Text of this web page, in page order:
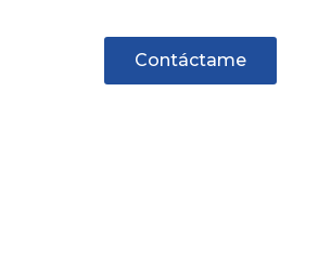
Contáctame